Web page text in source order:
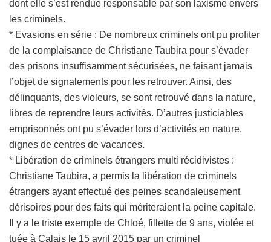
dont elle s’est rendue responsable par son laxisme envers
les criminels.
* Evasions en série : De nombreux criminels ont pu profiter
de la complaisance de Christiane Taubira pour s’évader
des prisons insuffisamment sécurisées, ne faisant jamais
l’objet de signalements pour les retrouver. Ainsi, des
délinquants, des violeurs, se sont retrouvé dans la nature,
libres de reprendre leurs activités. D’autres justiciables
emprisonnés ont pu s’évader lors d’activités en nature,
dignes de centres de vacances.
* Libération de criminels étrangers multi récidivistes :
Christiane Taubira, a permis la libération de criminels
étrangers ayant effectué des peines scandaleusement
dérisoires pour des faits qui mériteraient la peine capitale.
Il y a le triste exemple de Chloé, fillette de 9 ans, violée et
tuée à Calais le 15 avril 2015 par un criminel